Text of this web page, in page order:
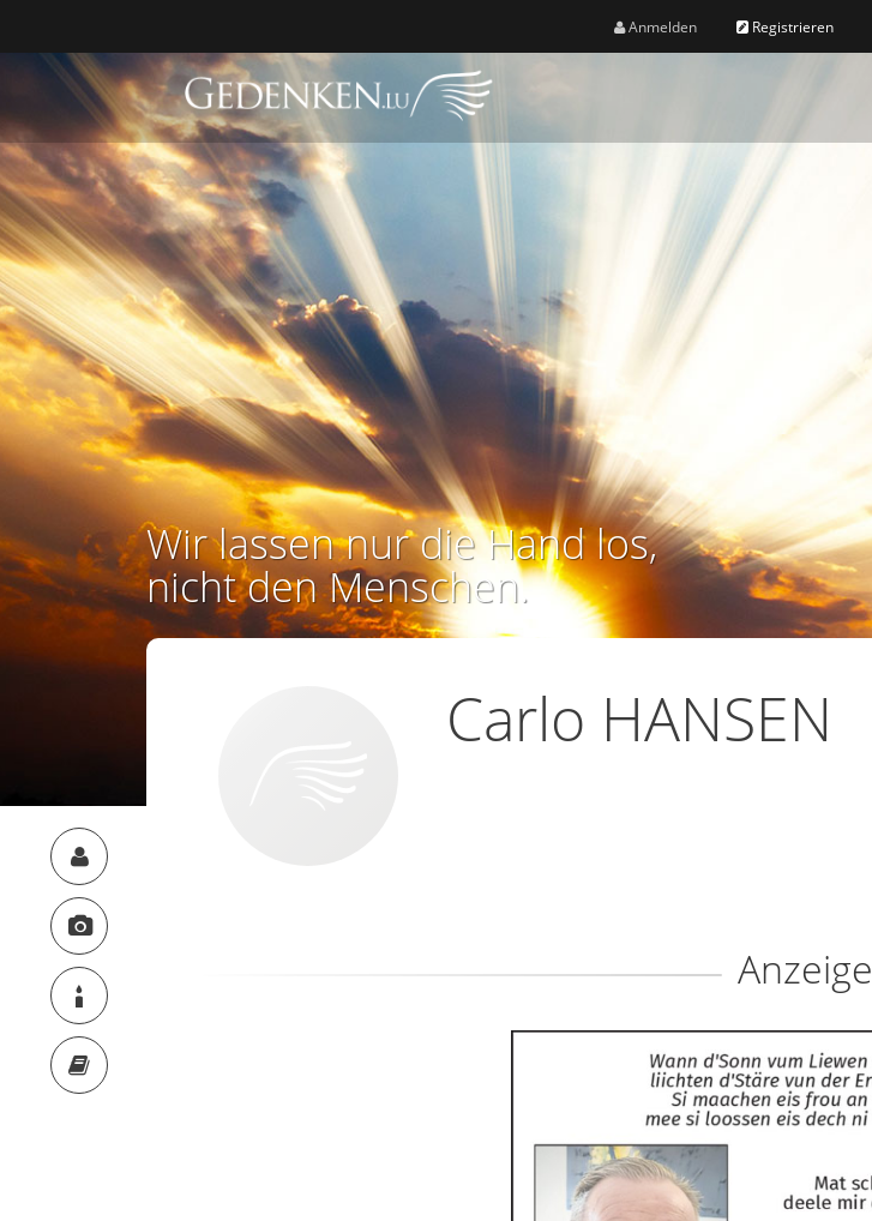
Anmelden Registrieren
Wir lassen nur die Hand los,
nicht den Menschen.
Carlo HANSEN
Anzeige